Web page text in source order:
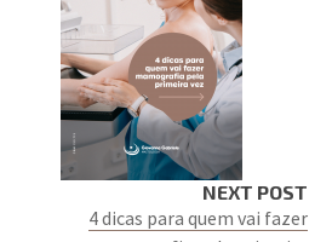
NEXT POST
4 dicas para quem vai fazer